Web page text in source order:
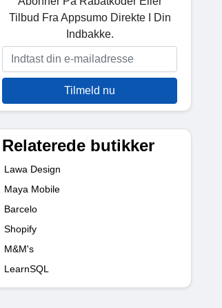
Tilbud Fra Appsumo Direkte I Din
Indbakke.
Tilmeld nu
Relaterede butikker
Lawa Design
Maya Mobile
Barcelo
Shopify
M&M's
LearnSQL